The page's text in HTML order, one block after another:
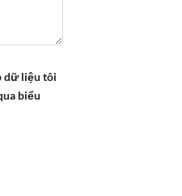
dữ liệu tôi
biểu